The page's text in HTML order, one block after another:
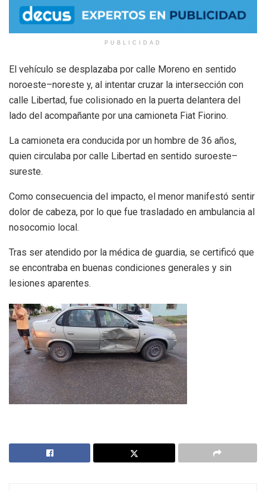
PUBLICIDAD
El vehículo se desplazaba por calle Moreno en sentido
noroeste–noreste y, al intentar cruzar la intersección con
calle Libertad, fue colisionado en la puerta delantera del
lado del acompañante por una camioneta Fiat Fiorino.
La camioneta era conducida por un hombre de 36 años,
quien circulaba por calle Libertad en sentido suroeste–
sureste.
Como consecuencia del impacto, el menor manifestó sentir
dolor de cabeza, por lo que fue trasladado en ambulancia al
nosocomio local.
Tras ser atendido por la médica de guardia, se certificó que
se encontraba en buenas condiciones generales y sin
lesiones aparentes.